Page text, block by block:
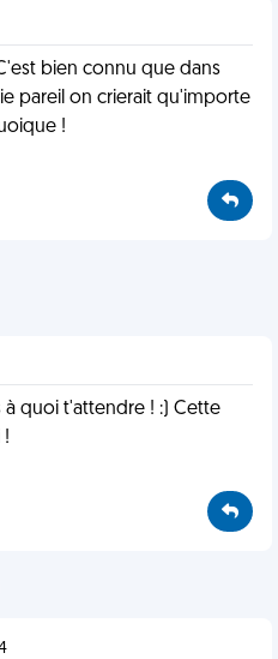
bien connu que dans
pareil on crierait qu'importe
!
à quoi t'attendre ! :) Cette
!